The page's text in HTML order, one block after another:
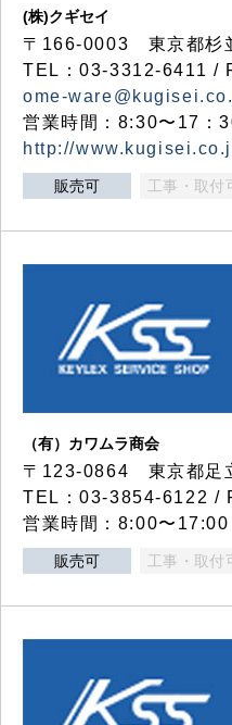
(株)クギセイ
〒166-0003 東京都杉
TEL：03-3312-6411 /
ome-
営業時間：8:30〜17：
http://
販売可 工事・取付
（有）カワムラ商会
〒123-0864 東京都足
TEL：03-3854-6122 /
営業時間：8:00〜17:00
販売可 工事・取付